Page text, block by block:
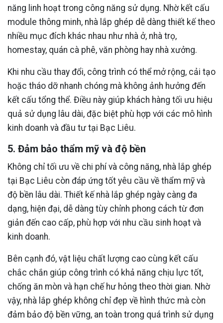
năng linh hoạt trong công năng sử dụng. Nhờ kết cấu
module thông minh, nhà lắp ghép dễ dàng thiết kế theo
nhiều mục đích khác nhau như nhà ở, nhà trọ,
homestay, quán cà phê, văn phòng hay nhà xưởng.
Khi nhu cầu thay đổi, công trình có thể mở rộng, cải tạo
hoặc tháo dỡ nhanh chóng mà không ảnh hưởng đến
kết cấu tổng thể. Điều này giúp khách hàng tối ưu hiệu
quả sử dụng lâu dài, đặc biệt phù hợp với các mô hình
kinh doanh và đầu tư tại Bạc Liêu.
5. Đảm bảo thẩm mỹ và độ bền
Không chỉ tối ưu về chi phí và công năng, nhà lắp ghép
tại Bạc Liêu còn đáp ứng tốt yêu cầu về thẩm mỹ và
độ bền lâu dài. Thiết kế nhà lắp ghép ngày càng đa
dạng, hiện đại, dễ dàng tùy chỉnh phong cách từ đơn
giản đến cao cấp, phù hợp với nhu cầu sinh hoạt và
kinh doanh.
Bên cạnh đó, vật liệu chất lượng cao cùng kết cấu
chắc chắn giúp công trình có khả năng chịu lực tốt,
chống ăn mòn và hạn chế hư hỏng theo thời gian. Nhờ
vậy, nhà lắp ghép không chỉ đẹp về hình thức mà còn
đảm bảo độ bền vững, an toàn trong quá trình sử dụng